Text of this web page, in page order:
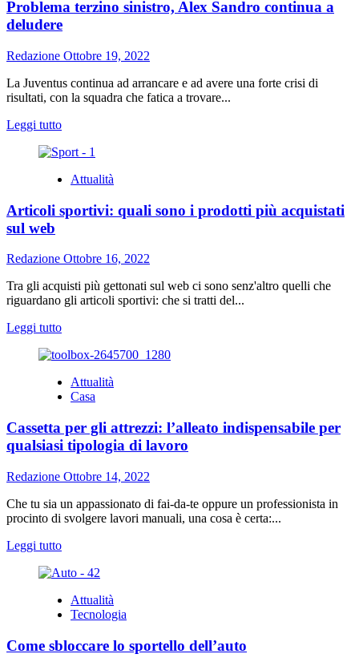
sul
web
la
richiesta
per
fabbri,
idraulici
e
Problema terzino sinistro, Alex Sandro continua a
deludere
Redazione Ottobre 19, 2022
La Juventus continua ad arrancare e ad avere una forte crisi di
risultati, con la squadra che fatica a trovare...
Leggi tuttoLeggi
più
Problema
sinistro,
continua
a
deludere
Attualità
Articoli sportivi: quali sono i prodotti più acquistati
sul web
Redazione Ottobre 16, 2022
Tra gli acquisti più gettonati sul web ci sono senz'altro quelli che
riguardano gli articoli sportivi: che si tratti del...
Leggi tuttoLeggi
più
Articoli
sportivi:
sono
i
prodotti
più
acquistati
sul
web
Attualità
Casa
Cassetta per gli attrezzi: l’alleato indispensabile per
qualsiasi tipologia di lavoro
Redazione Ottobre 14, 2022
Che tu sia un appassionato di fai-da-te oppure un professionista in
procinto di svolgere lavori manuali, una cosa è certa:...
Leggi tuttoLeggi
più
Cassetta
per
attrezzi:
Attualità
Tecnologia
Come sbloccare lo sportello dell’auto